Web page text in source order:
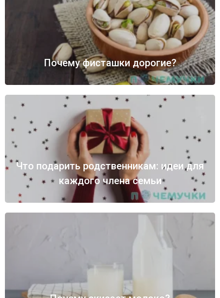
Почему фисташки дорогие?
Что подарить родственникам: идеи для
каждого члена семьи